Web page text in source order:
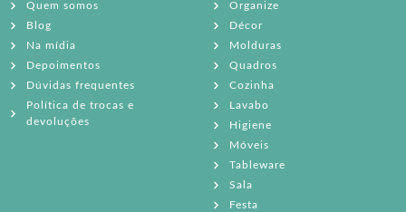
Quem somos
Blog
Na mídia
Depoimentos
Dúvidas frequentes
Política de trocas e
devoluções
Organize
Décor
Molduras
Quadros
Cozinha
Lavabo
Higiene
Móveis
Tableware
Sala
Festa